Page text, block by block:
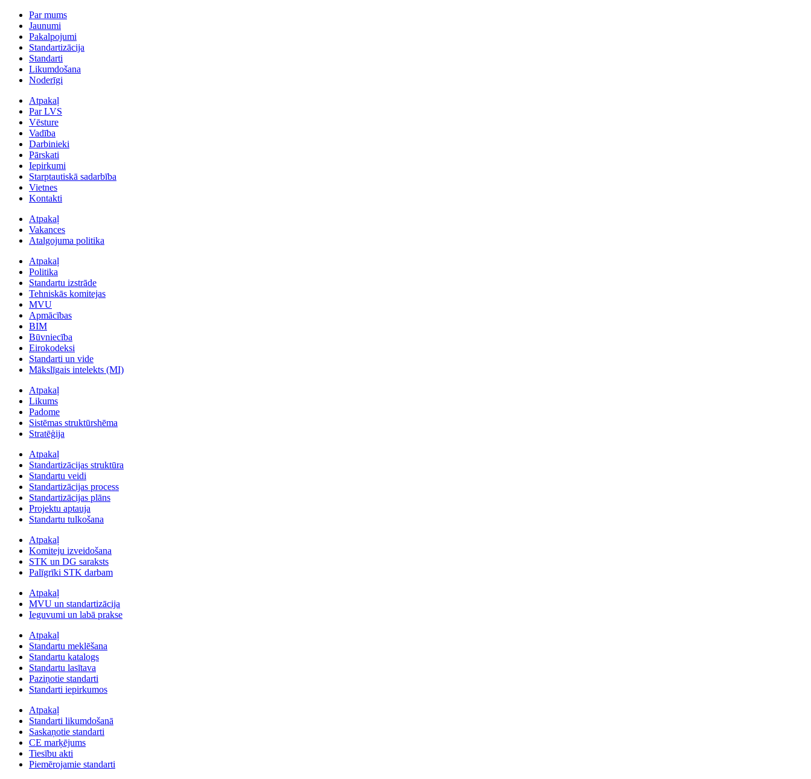
Par mums
Jaunumi
Pakalpojumi
Standartizācija
Standarti
Likumdošana
Noderīgi
Atpakaļ
Par LVS
Vēsture
Vadība
Darbinieki
Pārskati
Iepirkumi
Starptautiskā sadarbība
Vietnes
Kontakti
Atpakaļ
Vakances
Atalgojuma politika
Atpakaļ
Politika
Standartu izstrāde
Tehniskās komitejas
MVU
Apmācības
BIM
Būvniecība
Eirokodeksi
Standarti un vide
Mākslīgais intelekts (MI)
Atpakaļ
Likums
Padome
Sistēmas struktūrshēma
Stratēģija
Atpakaļ
Standartizācijas struktūra
Standartu veidi
Standartizācijas process
Standartizācijas plāns
Projektu aptauja
Standartu tulkošana
Atpakaļ
Komiteju izveidošana
STK un DG saraksts
Palīgrīki STK darbam
Atpakaļ
MVU un standartizācija
Ieguvumi un labā prakse
Atpakaļ
Standartu meklēšana
Standartu katalogs
Standartu lasītava
Paziņotie standarti
Standarti iepirkumos
Atpakaļ
Standarti likumdošanā
Saskaņotie standarti
CE marķējums
Tiesību akti
Piemērojamie standarti